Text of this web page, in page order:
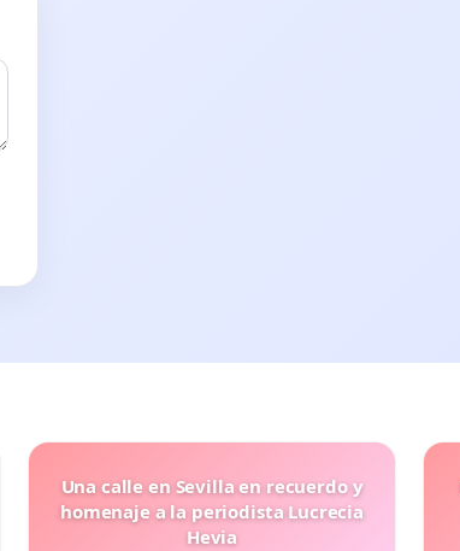
Una calle en Sevilla en recuerdo y
homenaje a la periodista Lucrecia
Hevia